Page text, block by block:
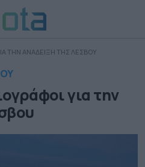
ΤΗΝ ΑΝΑΔΕΙΞΗ ΤΗΣ ΛΕΣΒΟΥ
για την